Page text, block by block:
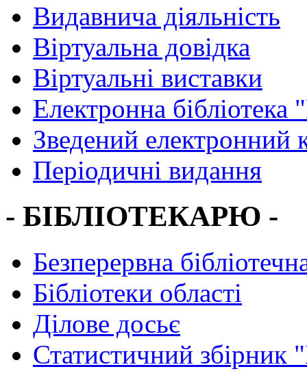
Видавнича діяльність
Віртуальна довідка
Віртуальні виставки
Електронна
Зведений електронний
Періодичні видання
- БІБЛІОТЕКАРЮ -
Безперервна
Бібліотеки області
Ділове досьє
Статистичний